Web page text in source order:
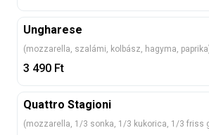
Ungharese
(mozzarella, szalámi, kolbász, hagyma,
3 490 Ft
Quattro Stagioni